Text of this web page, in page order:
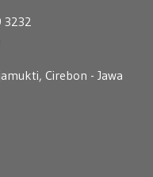
3232
Cirebon - Jawa